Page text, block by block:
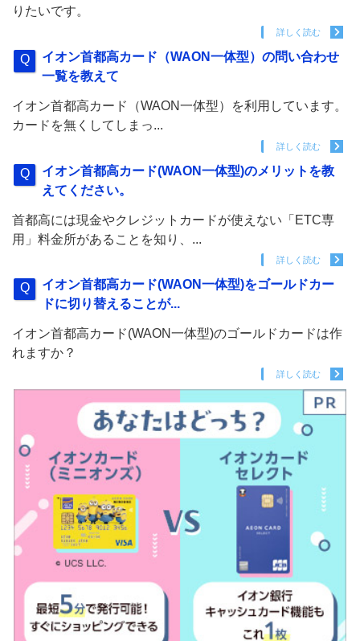
りたいです。
詳しく読む
イオン首都高カード（WAON一体型）の問い合わせ
一覧を教えて
イオン首都高カード（WAON一体型）を利用しています。
カードを無くしてしまっ...
詳しく読む
イオン首都高カード(WAON一体型)のメリットを教
えてください。
首都高には現金やクレジットカードが使えない「ETC専
用」料金所があることを知り、...
詳しく読む
イオン首都高カード(WAON一体型)をゴールドカー
ドに切り替えることが...
イオン首都高カード(WAON一体型)のゴールドカードは作
れますか？
詳しく読む